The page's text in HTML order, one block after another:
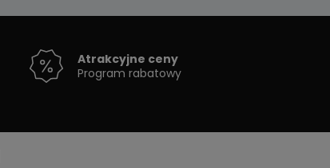
Atrakcyjne ceny
Program rabatowy